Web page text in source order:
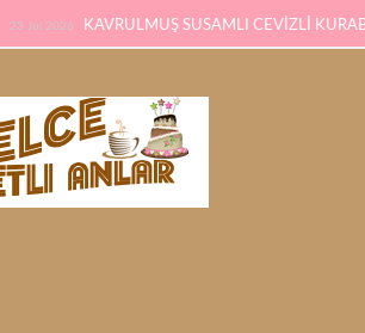
23 Jul 2026 KAVRULMUŞ SUSAMLI CEVİZLİ